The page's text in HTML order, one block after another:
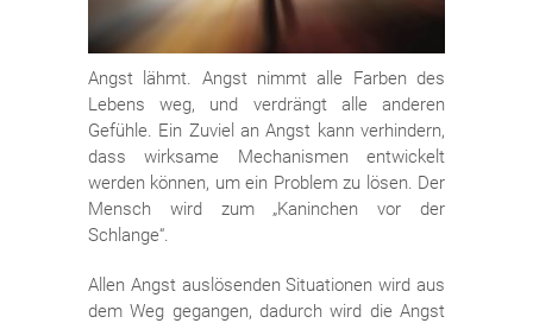
Angst lähmt. Angst nimmt alle Farben des
Lebens weg, und verdrängt alle anderen
Gefühle. Ein Zuviel an Angst kann verhindern,
dass wirksame Mechanismen entwickelt
werden können, um ein Problem zu lösen. Der
Mensch wird zum „Kaninchen vor der
Schlange“.
Allen Angst auslösenden Situationen wird aus
dem Weg gegangen, dadurch wird die Angst